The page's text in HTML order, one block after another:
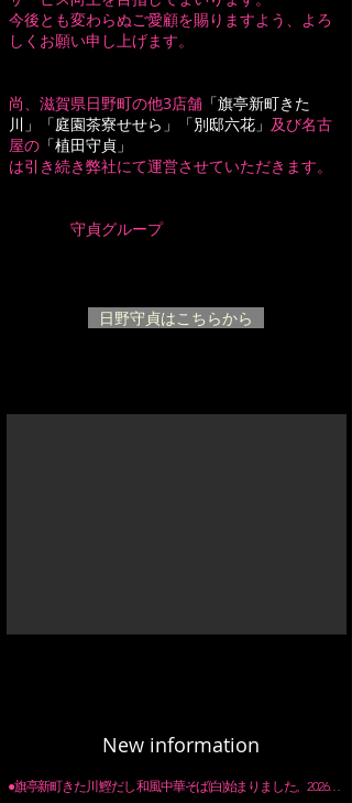
今後とも変わらぬご愛顧を賜りますよう、よろ
しくお願い申し上げます。
​尚、滋賀県日野町の他3店舗 「旗亭新町きた
川」「庭園茶寮せせら」「別邸六花」 及び名古
屋の 「植田守貞」
は引き続き弊社にて運営させていただきます。
守貞グループ
日野守貞はこちらから
New information
●旗亭新町きた川 鰹だし 和風中華そば(白)始まりました。2026.6.30